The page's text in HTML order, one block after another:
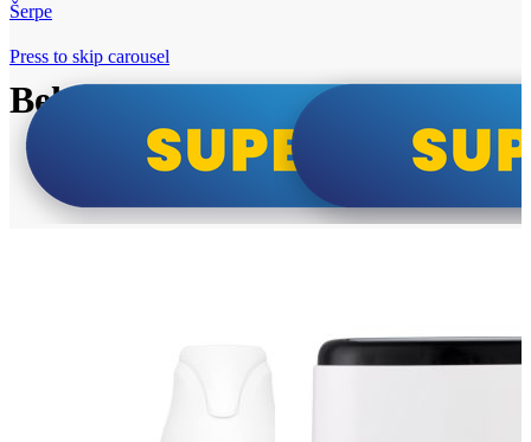
Šerpe
Beko i Tesla super cene
Press to skip carousel